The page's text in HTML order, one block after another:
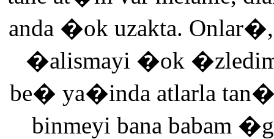
anda �ok uzakta.
�alismayi �ok
be� ya�inda atlarla
binmeyi bana babam